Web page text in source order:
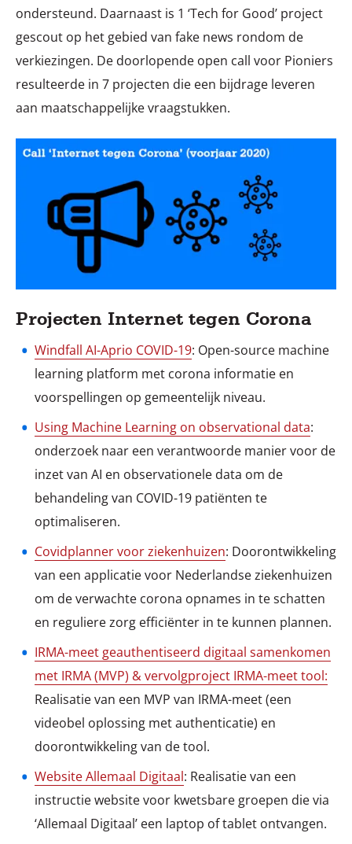
ondersteund. Daarnaast is 1 ‘Tech for Good’ project
gescout op het gebied van fake news rondom de
verkiezingen. De doorlopende open call voor Pioniers
resulteerde in 7 projecten die een bijdrage leveren
aan maatschappelijke vraagstukken.
Projecten Internet tegen Corona
Windfall AI-Aprio COVID-19: Open-source machine
learning platform met corona informatie en
voorspellingen op gemeentelijk niveau.
Using Machine Learning on observational data:
onderzoek naar een verantwoorde manier voor de
inzet van AI en observationele data om de
behandeling van COVID-19 patiënten te
optimaliseren.
Covidplanner voor ziekenhuizen: Doorontwikkeling
van een applicatie voor Nederlandse ziekenhuizen
om de verwachte corona opnames in te schatten
en reguliere zorg efficiënter in te kunnen plannen.
IRMA-meet geauthentiseerd digitaal samenkomen
met IRMA (MVP) & vervolgproject IRMA-meet tool:
Realisatie van een MVP van IRMA-meet (een
videobel oplossing met authenticatie) en
doorontwikkeling van de tool.
Website Allemaal Digitaal: Realisatie van een
instructie website voor kwetsbare groepen die via
‘Allemaal Digitaal’ een laptop of tablet ontvangen.